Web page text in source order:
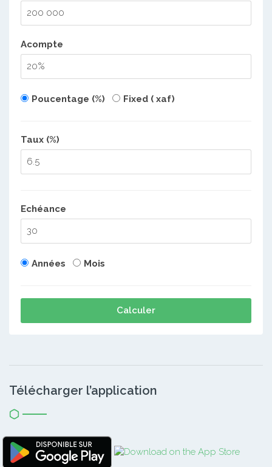
Acompte
Poucentage (%) Fixed ( xaf)
Taux (%)
Echéance
Années Mois
Calculer
Télécharger l’application